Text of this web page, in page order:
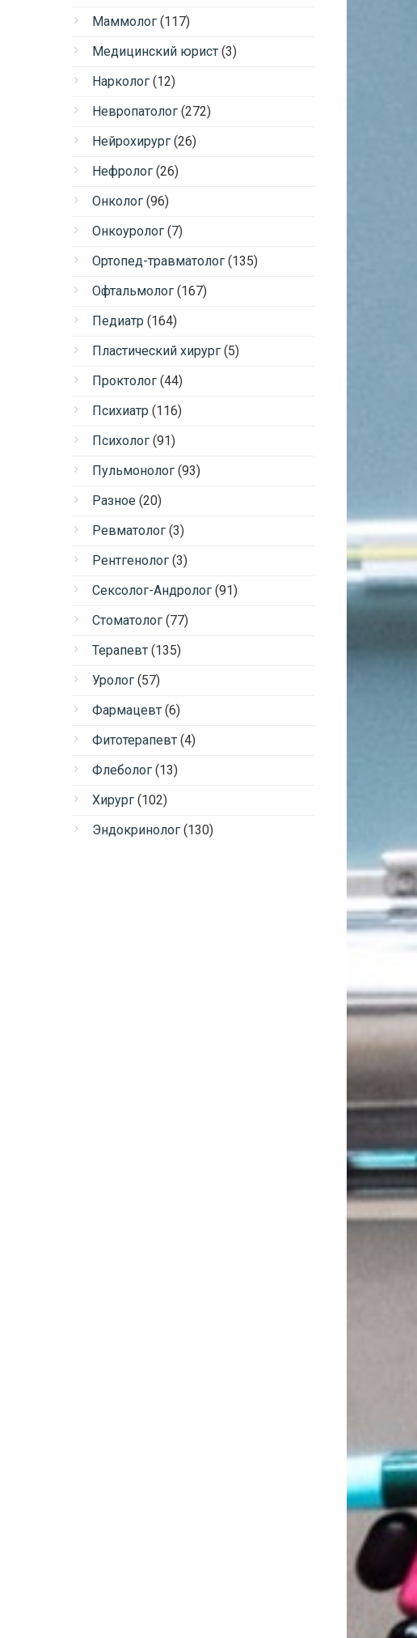
Маммолог (117)
Медицинский юрист (3)
Нарколог (12)
Невропатолог (272)
Нейрохирург (26)
Нефролог (26)
Онколог (96)
Онкоуролог (7)
Ортопед-травматолог (135)
Офтальмолог (167)
Педиатр (164)
Пластический хирург (5)
Проктолог (44)
Психиатр (116)
Психолог (91)
Пульмонолог (93)
Разное (20)
Ревматолог (3)
Рентгенолог (3)
Сексолог-Андролог (91)
Стоматолог (77)
Терапевт (135)
Уролог (57)
Фармацевт (6)
Фитотерапевт (4)
Флеболог (13)
Хирург (102)
Эндокринолог (130)